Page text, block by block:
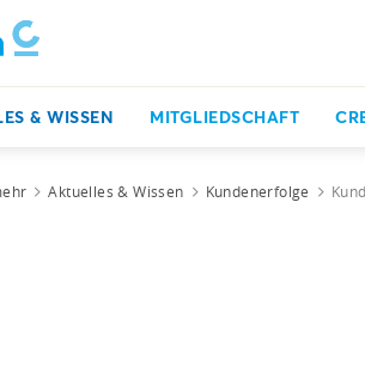
& WISSEN MITGLIEDSCHAFT
Aktuelles & Wissen Kundenerfolge